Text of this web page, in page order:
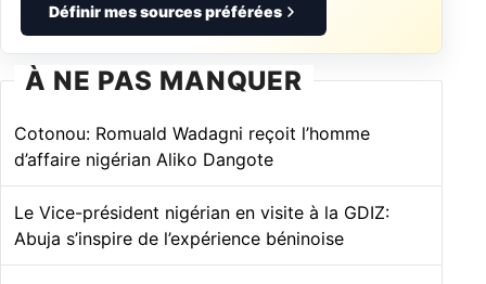
Définir mes sources préférées
À NE PAS MANQUER
Cotonou: Romuald Wadagni reçoit l’homme
d’affaire nigérian Aliko Dangote
Le Vice-président nigérian en visite à la GDIZ:
Abuja s’inspire de l’expérience béninoise